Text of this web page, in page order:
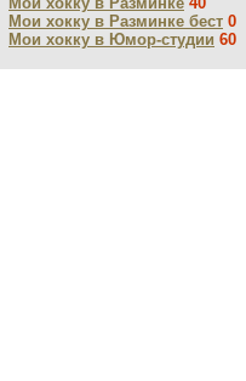
Мои хокку в Разминке бест 0
Мои хокку в Юмор-студии 60